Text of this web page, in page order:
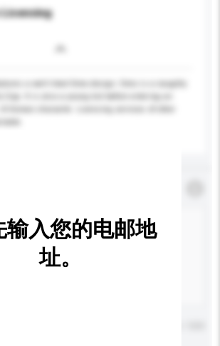
Licensing
a well-liked Simo design. Simo is a naughty
输入您的电邮地
址。